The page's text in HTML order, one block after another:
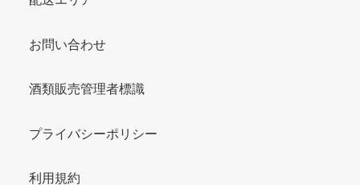
お問い合わせ
酒類販売管理者標識
プライバシーポリシー
利用規約